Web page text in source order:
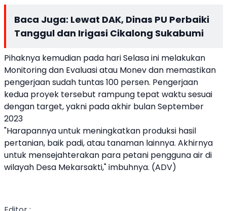
Baca Juga: Lewat DAK, Dinas PU Perbaiki
Tanggul dan Irigasi Cikalong Sukabumi
Pihaknya kemudian pada hari Selasa ini melakukan
Monitoring dan Evaluasi atau Monev dan memastikan
pengerjaan sudah tuntas 100 persen. Pengerjaan
kedua proyek tersebut rampung tepat waktu sesuai
dengan target, yakni pada akhir bulan September
2023
"Harapannya untuk meningkatkan produksi hasil
pertanian, baik padi, atau tanaman lainnya. Akhirnya
untuk mensejahterakan para petani pengguna air di
wilayah Desa Mekarsakti," imbuhnya. (ADV)